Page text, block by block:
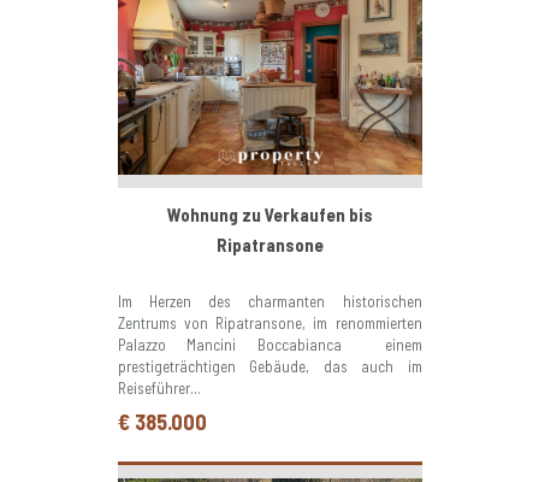
Wohnung zu Verkaufen bis
Ripatransone
Im Herzen des charmanten historischen
Zentrums von Ripatransone, im renommierten
Palazzo Mancini Boccabianca  einem
prestigeträchtigen Gebäude, das auch im
Reiseführer...
€ 385.000